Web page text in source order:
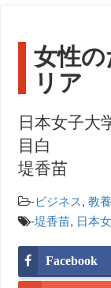
女性
リア
日本女子大
目白
堤香苗
-ビジネス,教
-堤香苗, 日本
Facebook